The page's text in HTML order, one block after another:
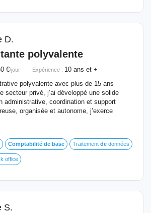
D.
polyvalente
€/jour Expérience : 10 ans et +
polyvalente avec plus de 15 ans
secteur privé, j’ai développé une solide
administrative, coordination et support
organisée et autonome, j’exerce
Comptabilité de base Traitement de données
office
S.